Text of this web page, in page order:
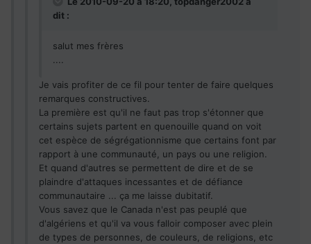
dit :
salut mes frères
....
Je vais profiter de ce fil pour tenter de faire quelques
remarques constructives.
La première est qu'il ne faut pas trop s'étonner que
certains sujets partent en quenouille quand on voit
cet espèce de ségrégationnisme que certains font par
rapport à une communauté, un pays ou une religion.
Et quand d'autres se permettent de dire et de se
plaindre d'attaques incessantes et de défiance
communautaire ... ça me laisse dubitatif.
Vous savez que le Canada n'est pas peuplé que
d'algériens et qu'il va vous falloir composer avec plein
de types de personnes, de couleurs, de religions, etc